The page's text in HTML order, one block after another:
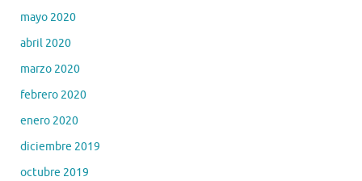
mayo 2020
abril 2020
marzo 2020
febrero 2020
enero 2020
diciembre 2019
octubre 2019